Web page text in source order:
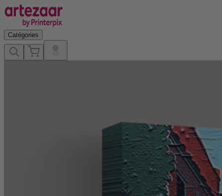
Catégories